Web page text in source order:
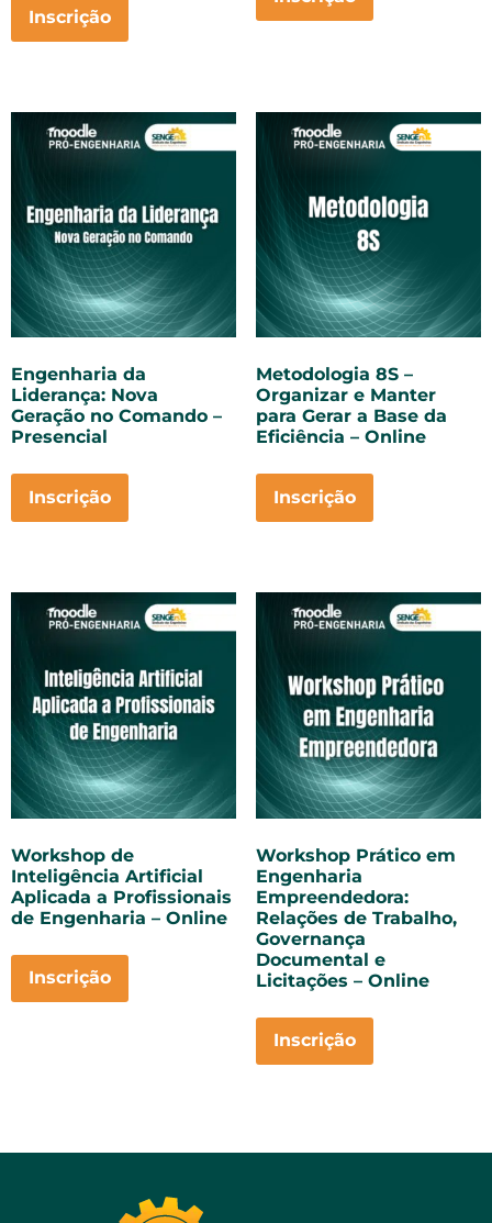
Inscrição
Engenharia da
Liderança: Nova
Geração no Comando –
Presencial
Inscrição
Metodologia 8S –
Organizar e Manter
para Gerar a Base da
Eficiência – Online
Inscrição
Workshop de
Inteligência Artificial
Aplicada a Profissionais
de Engenharia – Online
Inscrição
Workshop Prático em
Engenharia
Empreendedora:
Relações de Trabalho,
Governança
Documental e
Licitações – Online
Inscrição